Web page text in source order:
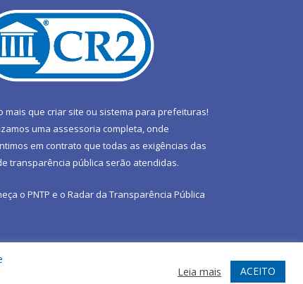
mais que criar site ou sistema para prefeituras!
uma assessoria completa, onde
em contrato que todas as exigências das
transparência pública serão atendidas.
o PNTP e o Radar da Transparência Pública
Acessar Webmail
Leia mais ACEITO